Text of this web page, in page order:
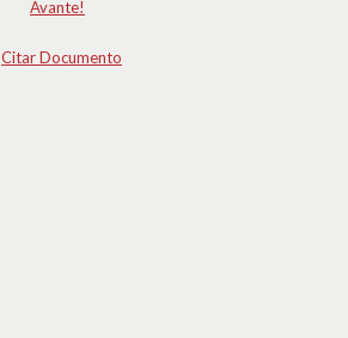
Avante!
Citar Documento